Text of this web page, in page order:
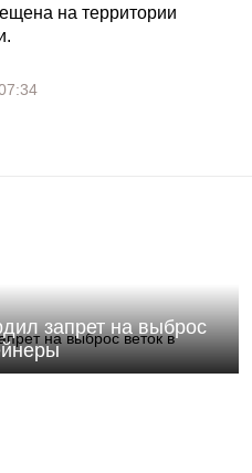
на территории
запрет на выброс